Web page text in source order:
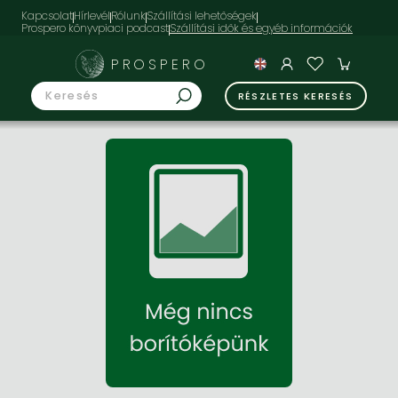
KapcsolatHírlevélRólunkSzállítási lehetőségek
Prospero könyvpiaci podcast
PROSPERO
RÉSZLETES KERESÉS